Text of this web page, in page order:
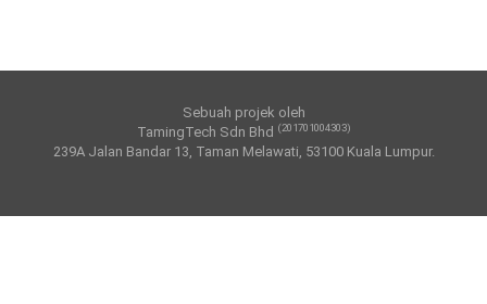
Sebuah projek oleh
TamingTech Sdn Bhd (201701004303)
239A Jalan Bandar 13, Taman Melawati, 53100 Kuala Lumpur.